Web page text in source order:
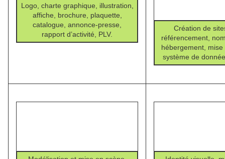
Logo, charte graphique, illustration,
affiche, brochure, plaquette,
catalogue, annonce-presse,
rapport d’activité, PLV.
Création de
référencement,
hébergement,
système de